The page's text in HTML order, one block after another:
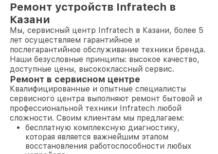
Ремонт устройств Infratech в
Казани
Мы, сервисный центр Infratech в Казани, более 5
лет осуществляем гарантийное и
послегарантийное обслуживание техники бренда.
Наши безусловные принципы: высокое качество,
доступные цены, высококлассный сервис.
Ремонт в сервисном центре
Квалифицированные и опытные специалисты
сервисного центра выполняют ремонт бытовой и
профессиональной техники Infratech любой
сложности. Своим клиентам мы предлагаем:
бесплатную комплексную диагностику,
которая является важнейшим этапом
восстановления работоспособности любых